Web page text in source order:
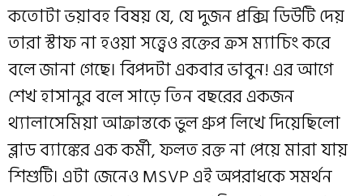
কতোটা ভয়াবহ বিষয় যে, যে দুজন প্রক্সি ডিউটি দেয়
তারা স্টাফ না হওয়া সত্ত্বেও রক্তের ক্রস ম্যাচিং করে
বলে জানা গেছে। বিপদটা একবার ভাবুন! এর আগে
শেখ হাসানুর বলে সাড়ে তিন বছরের একজন
থ্যালাসেমিয়া আক্রান্তকে ভুল গ্রুপ লিখে দিয়েছিলো
ব্লাড ব্যাঙ্কের এক কর্মী, ফলত রক্ত না পেয়ে মারা যায়
শিশুটি। এটা জেনেও MSVP এই অপরাধকে সমর্থন